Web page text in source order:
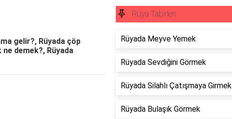
gelir?, Rüyada çöp
demek?, Rüyada
Rüya Tabirleri
Rüyada Meyve Yemek
Rüyada Sevdiğini Görmek
Rüyada Silahlı Çatışmaya Girmek
Rüyada Bulaşık Görmek